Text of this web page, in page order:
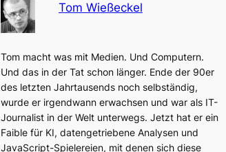
Tom Wießeckel
Tom macht was mit Medien. Und Computern.
Und das in der Tat schon länger. Ende der 90er
des letzten Jahrtausends noch selbständig,
wurde er irgendwann erwachsen und war als IT-
Journalist in der Welt unterwegs. Jetzt hat er ein
Faible für KI, datengetriebene Analysen und
JavaScript-Spielereien, mit denen sich diese